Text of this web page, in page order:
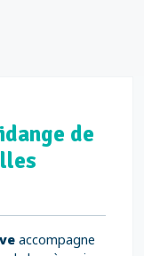
de
accompagne